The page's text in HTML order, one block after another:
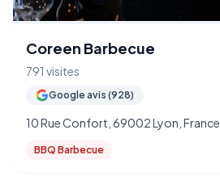
Coreen Barbecue
791 visites
Google avis (928)
10 Rue Confort, 69002 Lyon, France
BBQ Barbecue